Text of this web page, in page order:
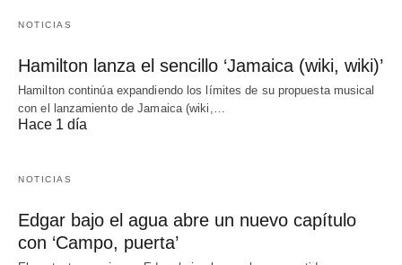
NOTICIAS
Hamilton lanza el sencillo ‘Jamaica (wiki, wiki)’
Hamilton continúa expandiendo los límites de su propuesta musical
con el lanzamiento de Jamaica (wiki,…
Hace 1 día
NOTICIAS
Edgar bajo el agua abre un nuevo capítulo
con ‘Campo, puerta’